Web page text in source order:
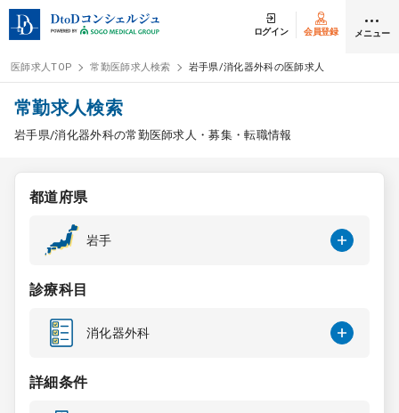
ログイン 会員登録 メニュー
ログイン
医師求人
常勤検索
スポット検索
DtoDの転職・
医師求人TOP 常勤医師求人検索 岩手県/消化器外科の医師求人
常勤求人検索
岩手県/消化器外科の常勤医師求人・募集・転職情報
都道府県
岩手
診療科目
消化器外科
詳細条件